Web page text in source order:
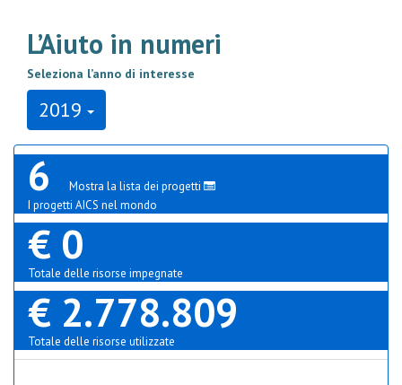
L’Aiuto in numeri
Seleziona l’anno di interesse
2019
6
Mostra la lista dei progetti
I progetti AICS nel mondo
€ 0
Totale delle risorse impegnate
€ 2.778.809
Totale delle risorse utilizzate